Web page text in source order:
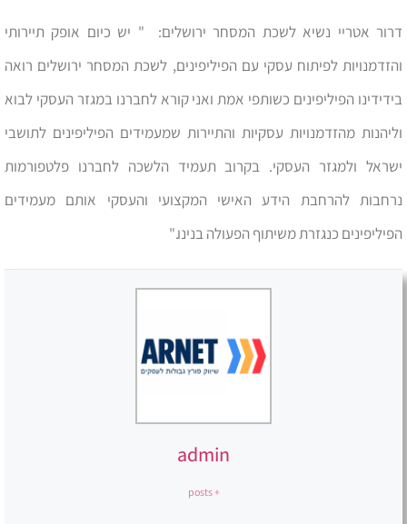
דרור אטריי נשיא לשכת המסחר ירושלים: " יש כיום אופק תיירותי
והזדמנויות לפיתוח עסקי עם הפיליפינים, לשכת המסחר ירושלים רואה
בידידינו הפיליפינים כשותפי אמת ואני קורא לחברנו במגזר העסקי לבוא
וליהנות מהזדמנויות עסקיות והתיירות שמעמידים הפיליפינים לתושבי
ישראל ולמגזר העסקי. בקרוב תעמיד הלשכה לחברנו פלטפורמות
נרחבות להרחבת הידע האישי המקצועי והעסקי אותם מעמידים
הפיליפינים כנגזרת משיתוף הפעולה בנינו."
admin
+ posts